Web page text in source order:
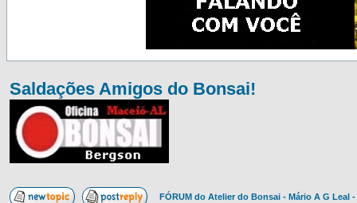
Saldações Amigos do Bonsai!
FÓRUM do Atelier do Bonsai - Mário A G Leal